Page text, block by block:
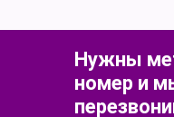
Нужны
номер и